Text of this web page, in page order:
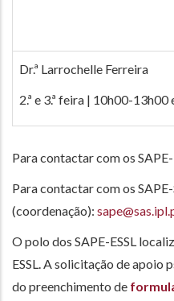
Dr.ª Larrochelle Ferreira
2.ª e 3.ª feira | 10h00-
Para contactar com os SAPE-
Para contactar com os SAPE-
(coordenação):
O polo dos SAPE-ESSL
ESSL. A solicitação de apoio
do preenchimento de